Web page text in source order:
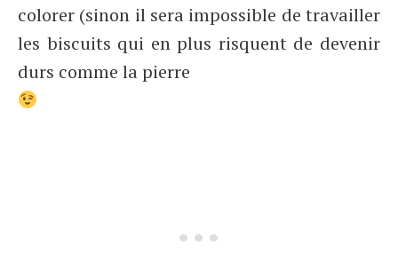
colorer (sinon il sera impossible de travailler
les biscuits qui en plus risquent de devenir
durs comme la pierre